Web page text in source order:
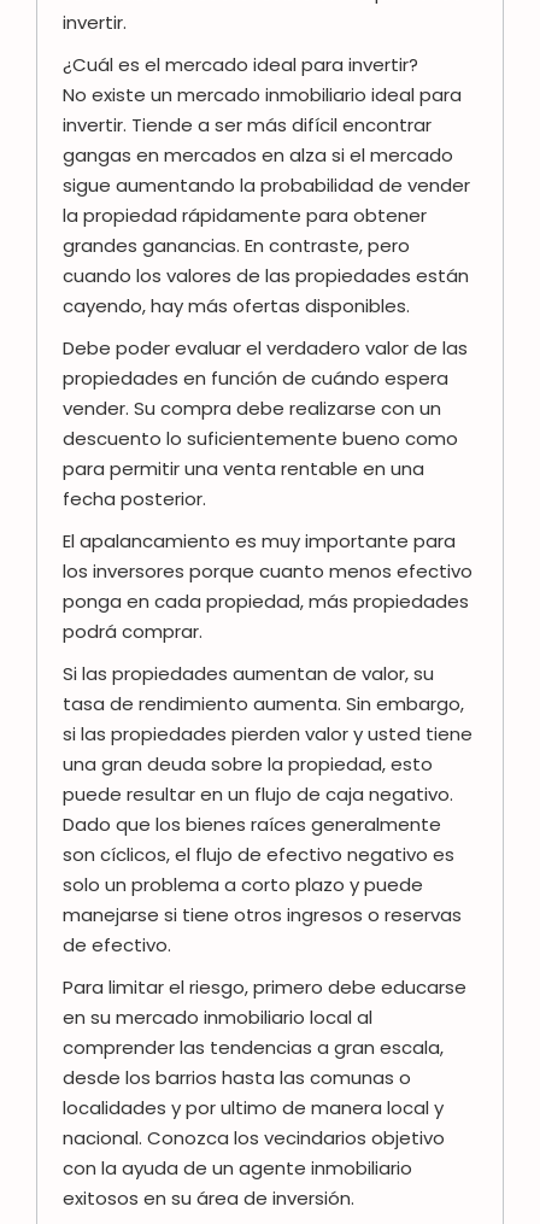
invertir.
¿Cuál es el mercado ideal para invertir?
No existe un mercado inmobiliario ideal para
invertir. Tiende a ser más difícil encontrar
gangas en mercados en alza si el mercado
sigue aumentando la probabilidad de vender
la propiedad rápidamente para obtener
grandes ganancias. En contraste, pero
cuando los valores de las propiedades están
cayendo, hay más ofertas disponibles.
Debe poder evaluar el verdadero valor de las
propiedades en función de cuándo espera
vender. Su compra debe realizarse con un
descuento lo suficientemente bueno como
para permitir una venta rentable en una
fecha posterior.
El apalancamiento es muy importante para
los inversores porque cuanto menos efectivo
ponga en cada propiedad, más propiedades
podrá comprar.
Si las propiedades aumentan de valor, su
tasa de rendimiento aumenta. Sin embargo,
si las propiedades pierden valor y usted tiene
una gran deuda sobre la propiedad, esto
puede resultar en un flujo de caja negativo.
Dado que los bienes raíces generalmente
son cíclicos, el flujo de efectivo negativo es
solo un problema a corto plazo y puede
manejarse si tiene otros ingresos o reservas
de efectivo.
Para limitar el riesgo, primero debe educarse
en su mercado inmobiliario local al
comprender las tendencias a gran escala,
desde los barrios hasta las comunas o
localidades y por ultimo de manera local y
nacional. Conozca los vecindarios objetivo
con la ayuda de un agente inmobiliario
exitosos en su área de inversión.